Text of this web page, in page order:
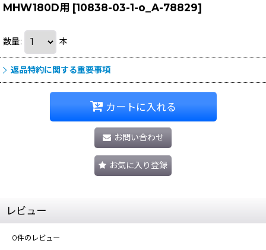
MHW180D用 [10838-03-1-o_A-78829]
数量: 本
返品特約に関する重要事項
カートに入れる
お問い合わせ
お気に入り登録
レビュー
0件のレビュー